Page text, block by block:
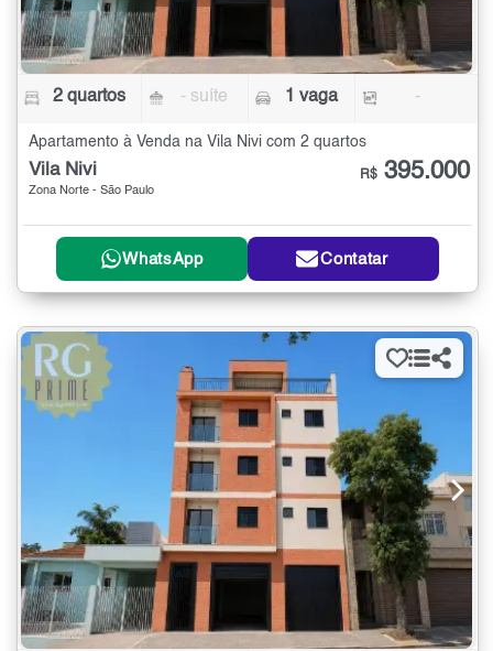
2 quartos - suíte 1 vaga -
Apartamento à Venda na Vila Nivi com 2 quartos
Vila Nivi
Zona Norte - São Paulo
R$ 395.000
WhatsApp Contatar